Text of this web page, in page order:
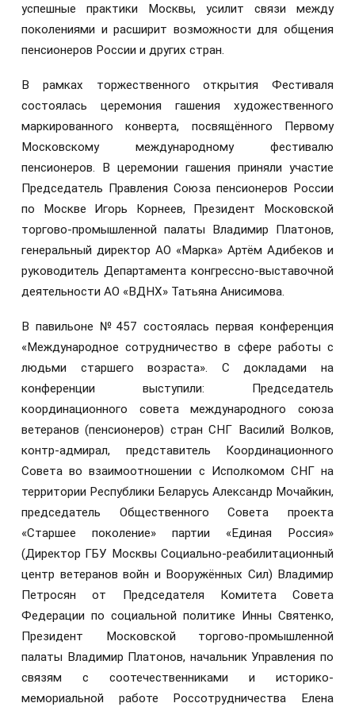
успешные практики Москвы, усилит связи между
поколениями и расширит возможности для общения
пенсионеров России и других стран.
В рамках торжественного открытия Фестиваля
состоялась церемония гашения художественного
маркированного конверта, посвящённого Первому
Московскому международному фестивалю
пенсионеров. В церемонии гашения приняли участие
Председатель Правления Союза пенсионеров России
по Москве Игорь Корнеев, Президент Московской
торгово-промышленной палаты Владимир Платонов,
генеральный директор АО «Марка» Артём Адибеков и
руководитель Департамента конгрессно-выставочной
деятельности АО «ВДНХ» Татьяна Анисимова.
В павильоне №457 состоялась первая конференция
«Международное сотрудничество в сфере работы с
людьми старшего возраста». С докладами на
конференции выступили: Председатель
координационного совета международного союза
ветеранов (пенсионеров) стран СНГ Василий Волков,
контр-адмирал, представитель Координационного
Совета во взаимоотношении с Исполкомом СНГ на
территории Республики Беларусь Александр Мочайкин,
председатель Общественного Совета проекта
«Старшее поколение» партии «Единая Россия»
(Директор ГБУ Москвы Социально-реабилитационный
центр ветеранов войн и Вооружённых Сил) Владимир
Петросян от Председателя Комитета Совета
Федерации по социальной политике Инны Святенко,
Президент Московской торгово-промышленной
палаты Владимир Платонов, начальник Управления по
связям с соотечественниками и историко-
мемориальной работе Россотрудничества Елена